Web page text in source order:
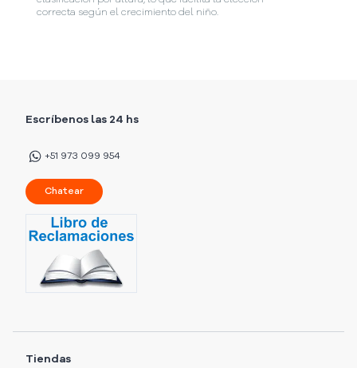
correcta según el crecimiento del niño.
Escríbenos las 24 hs
+51 973 099 954
Chatear
Tiendas